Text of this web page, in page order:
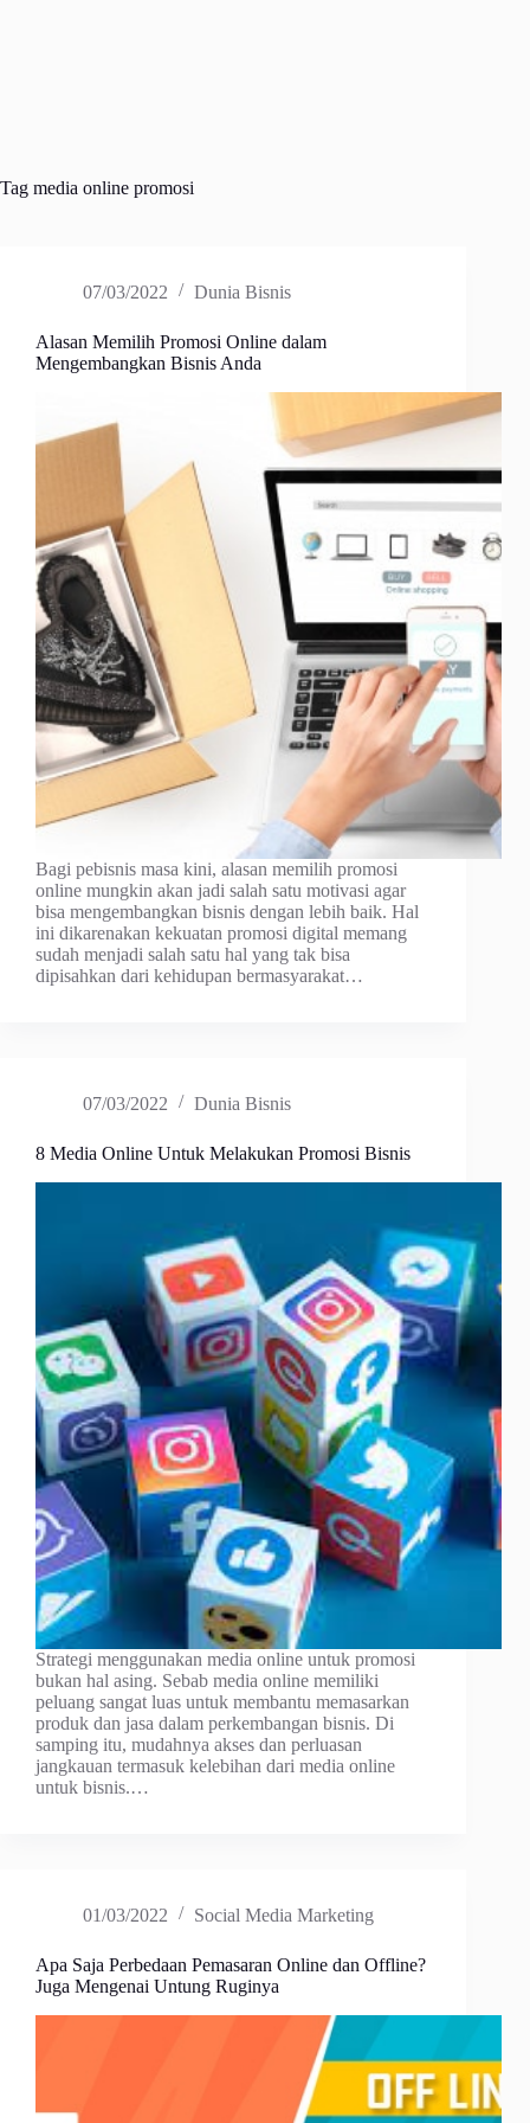
Tag media online promosi
07/03/2022 Dunia Bisnis
Alasan Memilih Promosi Online dalam
Mengembangkan Bisnis Anda
Bagi pebisnis masa kini, alasan memilih promosi
online mungkin akan jadi salah satu motivasi agar
bisa mengembangkan bisnis dengan lebih baik. Hal
ini dikarenakan kekuatan promosi digital memang
sudah menjadi salah satu hal yang tak bisa
dipisahkan dari kehidupan bermasyarakat…
07/03/2022 Dunia Bisnis
8 Media Online Untuk Melakukan Promosi Bisnis
Strategi menggunakan media online untuk promosi
bukan hal asing. Sebab media online memiliki
peluang sangat luas untuk membantu memasarkan
produk dan jasa dalam perkembangan bisnis. Di
samping itu, mudahnya akses dan perluasan
jangkauan termasuk kelebihan dari media online
untuk bisnis.…
01/03/2022 Social Media Marketing
Apa Saja Perbedaan Pemasaran Online dan Offline?
Juga Mengenai Untung Ruginya